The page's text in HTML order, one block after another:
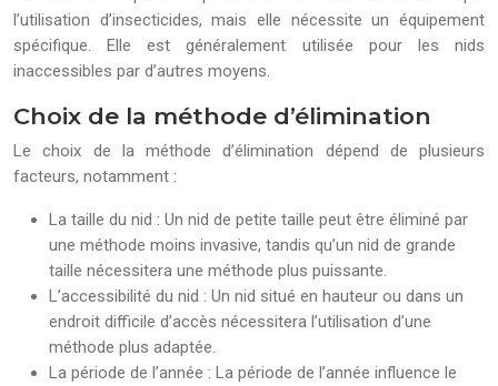
l’utilisation d’insecticides, mais elle nécessite un équipement
spécifique. Elle est généralement utilisée pour les nids
inaccessibles par d’autres moyens.
Choix de la méthode d’élimination
Le choix de la méthode d’élimination dépend de plusieurs
facteurs, notamment :
La taille du nid : Un nid de petite taille peut être éliminé par
une méthode moins invasive, tandis qu’un nid de grande
taille nécessitera une méthode plus puissante.
L’accessibilité du nid : Un nid situé en hauteur ou dans un
endroit difficile d’accès nécessitera l’utilisation d’une
méthode plus adaptée.
La période de l’année : La période de l’année influence le